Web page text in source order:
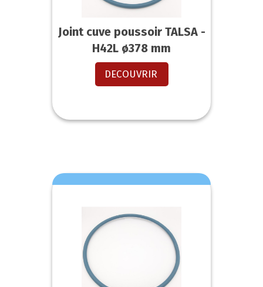
Joint cuve poussoir TALSA -
H42L ø378 mm
DECOUVRIR